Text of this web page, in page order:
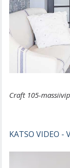
Craft 105-
KATSO VIDEO -